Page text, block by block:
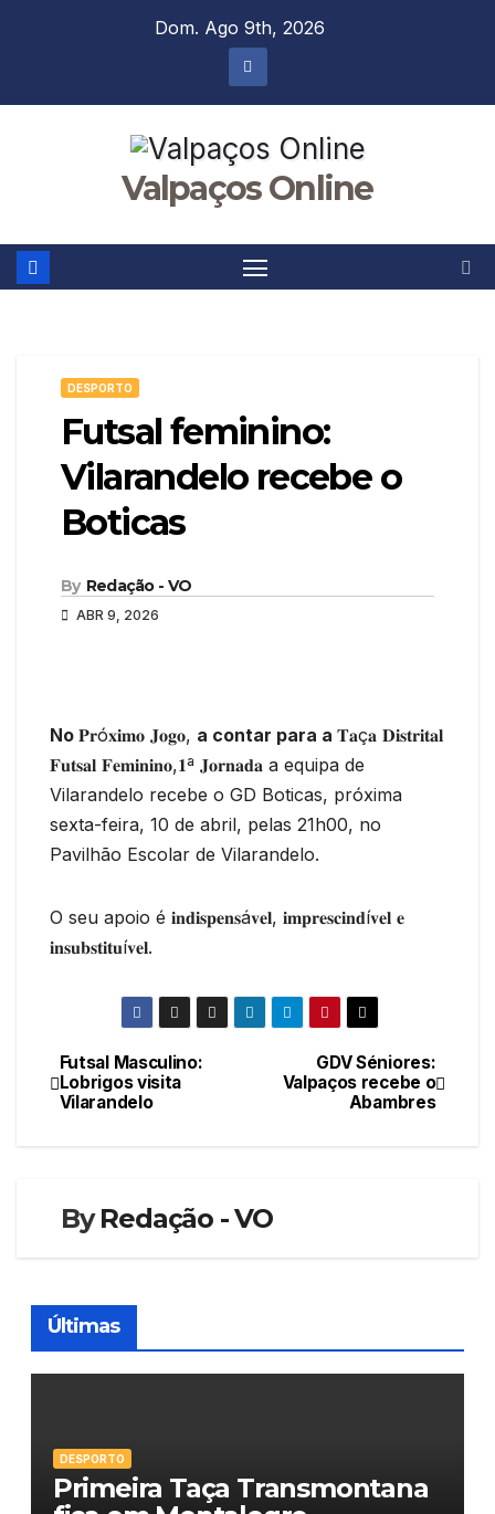
Dom. Ago 9th, 2026
Valpaços Online
DESPORTO
Futsal feminino:
Vilarandelo recebe o
Boticas
By Redação - VO
ABR 9, 2026
No 𝐏𝐫ó𝐱𝐢𝐦𝐨 𝐉𝐨𝐠𝐨, a contar para a 𝐓𝐚ç𝐚 𝐃𝐢𝐬𝐭𝐫𝐢𝐭𝐚𝐥
𝐅𝐮𝐭𝐬𝐚𝐥 𝐅𝐞𝐦𝐢𝐧𝐢𝐧𝐨,𝟏ª 𝐉𝐨𝐫𝐧𝐚𝐝𝐚 a equipa de
Vilarandelo recebe o GD Boticas, próxima
sexta-feira, 10 de abril, pelas 21h00, no
Pavilhão Escolar de Vilarandelo.
O seu apoio é 𝐢𝐧𝐝𝐢𝐬𝐩𝐞𝐧𝐬á𝐯𝐞𝐥, 𝐢𝐦𝐩𝐫𝐞𝐬𝐜𝐢𝐧𝐝í𝐯𝐞𝐥 𝐞
𝐢𝐧𝐬𝐮𝐛𝐬𝐭𝐢𝐭𝐮í𝐯𝐞𝐥.
Navegação
de
GDV Séniores:
Valpaços recebe o
Abambres
Futsal Masculino:
Lobrigos visita
Vilarandelo
ByRedação - VO
Últimas
DESPORTO
Primeira Taça Transmontana